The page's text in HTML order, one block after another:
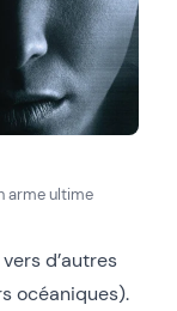
arme ultime
d’autres
océaniques).